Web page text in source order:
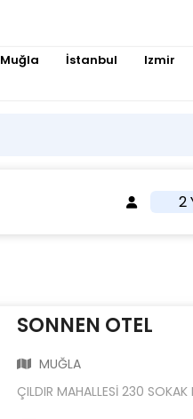
Muğla İstanbul Izmir
2
SONNEN OTEL
MUĞLA
ÇILDIR MAHALLESİ 230